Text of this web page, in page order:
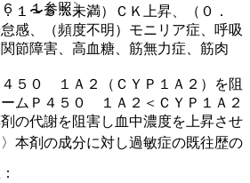
．１参照〕。
５０ １Ａ２（ＣＹＰ１Ａ２）を阻
ムＰ４５０ １Ａ２＜ＣＹＰ１Ａ２
の代謝を阻害し血中濃度を上昇させ
１〜５％未満）ＣＫ上昇、（０．
感、（頻度不明）モニリア症、呼吸
節障害、高血糖、筋無力症、筋肉
本剤の成分に対し過敏症の既往歴の